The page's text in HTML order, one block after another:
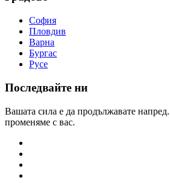
София
Пловдив
Варна
Бургас
Русе
Последвайте ни
Вашата сила е да продължавате
променяме с вас.